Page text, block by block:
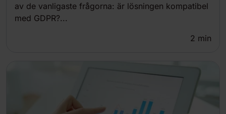
av de vanligaste frågorna: är lösningen kompatibel
med GDPR?...
2 min